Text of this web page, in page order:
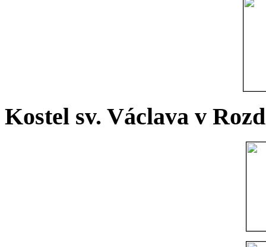
Kostel sv. Václava v